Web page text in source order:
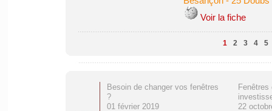
Voir la fiche
1 2 3 4 5
Besoin de changer vos fenêtres
?
01 février 2019
Fenêtres
22